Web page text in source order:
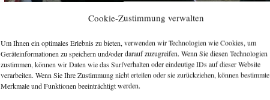
Cookie-Zustimmung verwalten
Um Ihnen ein optimales Erlebnis zu bieten, verwenden wir Technologien wie Cookies, um
Geräteinformationen zu speichern und/oder darauf zuzugreifen. Wenn Sie diesen Technologien
zustimmen, können wir Daten wie das Surfverhalten oder eindeutige IDs auf dieser Website
verarbeiten. Wenn Sie Ihre Zustimmung nicht erteilen oder sie zurückziehen, können bestimmte
Merkmale und Funktionen beeinträchtigt werden.
[ZEIGE VORSCHAUBILDER]